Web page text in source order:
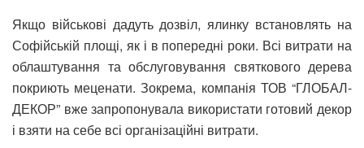
Якщо військові дадуть дозвіл, ялинку встановлять на
Софійській площі, як і в попередні роки. Всі витрати на
облаштування та обслуговування святкового дерева
покриють меценати. Зокрема, компанія ТОВ “ГЛОБАЛ-
ДЕКОР” вже запропонувала використати готовий декор
і взяти на себе всі організаційні витрати.